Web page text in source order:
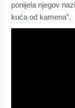
ponijela njegov
kuća od kamena”.